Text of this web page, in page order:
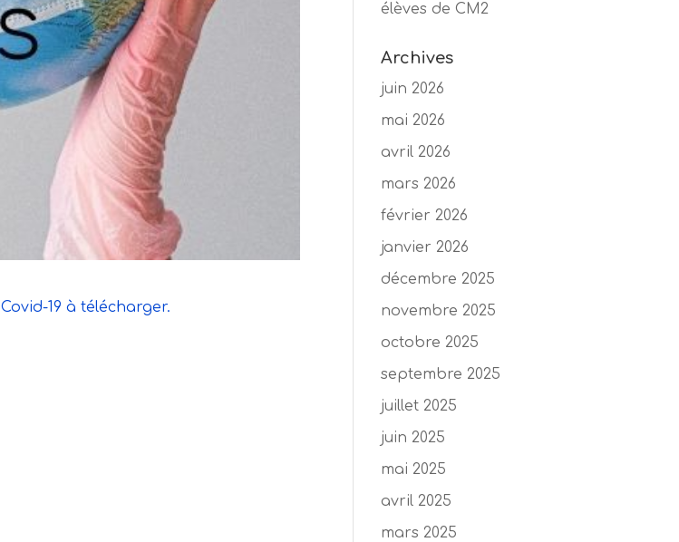
19 à télécharger.
élèves de CM2
Archives
juin 2026
mai 2026
avril 2026
mars 2026
février 2026
janvier 2026
décembre 2025
novembre 2025
octobre 2025
septembre 2025
juillet 2025
juin 2025
mai 2025
avril 2025
mars 2025